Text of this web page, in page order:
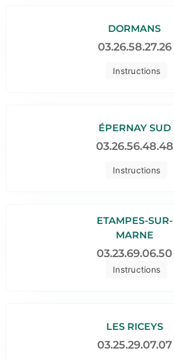
Instructions
DORMANS
03.26.58.27.26
Instructions
ÉPERNAY SUD
03.26.56.48.48
Instructions
ETAMPES-SUR-
MARNE
03.23.69.06.50
LES RICEYS
03.25.29.07.07